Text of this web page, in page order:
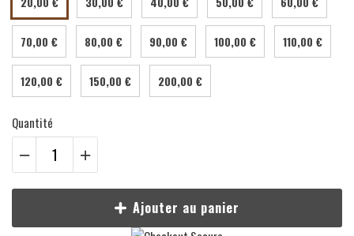
70,00 € 80,00 € 90,00 € 100,00 € 110,00 €
120,00 € 150,00 € 200,00 €
Quantité
Ajouter au panier